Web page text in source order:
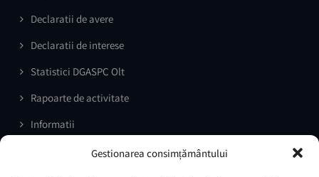
Gestionarea consimțământului
Declaratii de avere
Declaratii de interese
Statistici DGASPC Olt
Rapoarte de activitate
Informatii
Prelucrarea datelor cu caracter personal